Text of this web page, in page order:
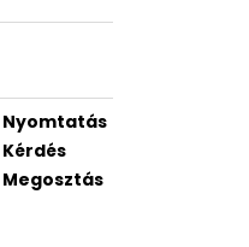
Nyomtatás
Kérdés
Megosztás